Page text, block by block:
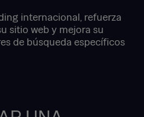
internacional, refuerza
sitio web y mejora su
de búsqueda específicos